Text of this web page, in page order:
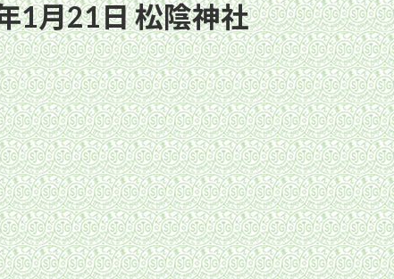
1月21日 松陰神社